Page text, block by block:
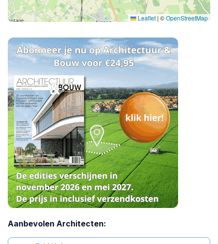
Leaflet | ©OpenStreetMap
Aanbevolen Architecten: